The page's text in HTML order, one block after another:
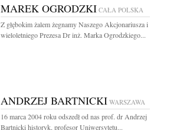
MAREK OGRODZKI CAŁA POLSKA
Z głębokim żalem żegnamy Naszego Akcjonariusza i
wieloletniego Prezesa Dr inż. Marka Ogrodzkiego...
ANDRZEJ BARTNICKI WARSZAWA
16 marca 2004 roku odszedł od nas prof. dr Andrzej
Bartnicki historyk, profesor Uniwersytetu...